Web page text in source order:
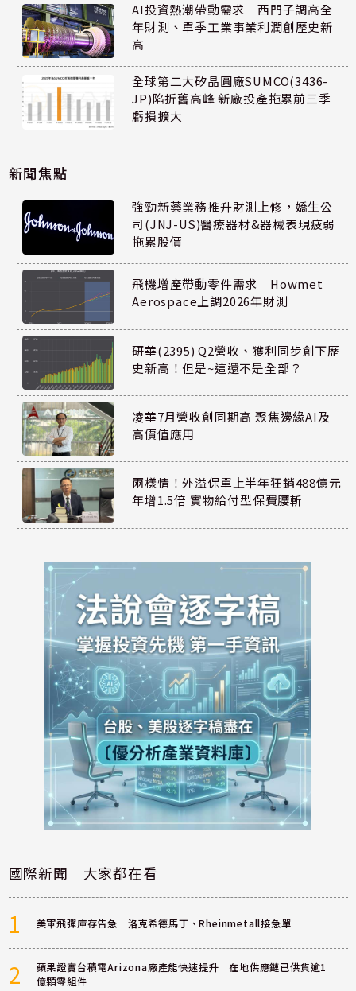
AI投資熱潮帶動需求 西門子調高全
年財測、單季工業事業利潤創歷史新
高
全球第二大矽晶圓廠SUMCO(3436-
JP)陷折舊高峰 新廠投產拖累前三季
虧損擴大
新聞焦點
強勁新藥業務推升財測上修，嬌生公
司(JNJ-US)醫療器材&器械表現疲弱
拖累股價
飛機增產帶動零件需求 Howmet
Aerospace上調2026年財測
研華(2395) Q2營收、獲利同步創下歷
史新高！但是~這還不是全部？
凌華7月營收創同期高 聚焦邊緣AI及
高價值應用
兩樣情！外溢保單上半年狂銷488億元
年增1.5倍 實物給付型保費腰斬
國際新聞｜大家都在看
1 美軍飛彈庫存告急 洛克希德馬丁、Rheinmetall接急單
2
蘋果證實台積電Arizona廠產能快速提升 在地供應鏈已供貨逾1
億顆零組件